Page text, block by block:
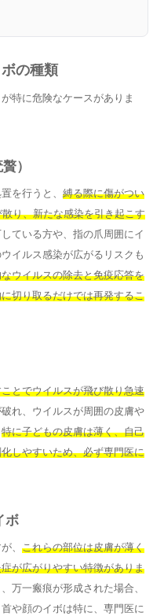
の種類
特に危険なケースがありま
）
を行うと、 縛る際に傷がつい
り、新たな感染を引き起こす
ている方や、指の爪周囲にイ
イルス感染が広がるリスクも
ウイルスの除去と免疫応答を
切り取るだけでは再発するこ
とでウイルスが飛び散り急速
れ、ウイルスが周囲の皮膚や
特に子どもの皮膚は薄く、自己
しやすいため、必ず専門医に
ボ
、 これらの部位は皮膚が薄く
が広がりやすい特徴がありま
万一瘢痕が形成された場合、
や顔のイボは特に、専門医に